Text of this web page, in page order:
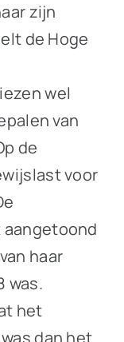
zijn
de Hoge
wel
van
de
voor
haar
was.
het
dan het